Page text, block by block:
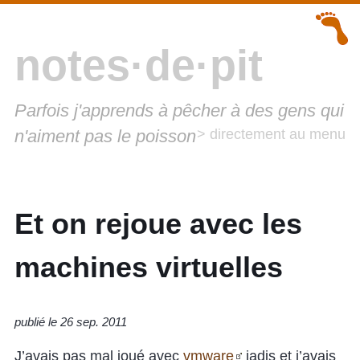
notes·de·pit
Parfois j'apprends à pêcher à des gens qui
n'aiment pas le poisson> directement au menu
Et on rejoue avec les
machines virtuelles
publié le 26 sep. 2011
J’avais pas mal joué avec vmware jadis et j’avais